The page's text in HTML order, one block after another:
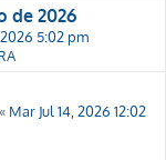
de 2026
5:02 pm
« Mar Jul 14, 2026 12:02